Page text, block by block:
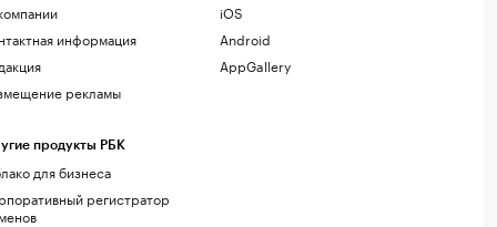
информация
рекламы
продукты РБК
для бизнеса
регистратор
iOS
Android
AppGallery